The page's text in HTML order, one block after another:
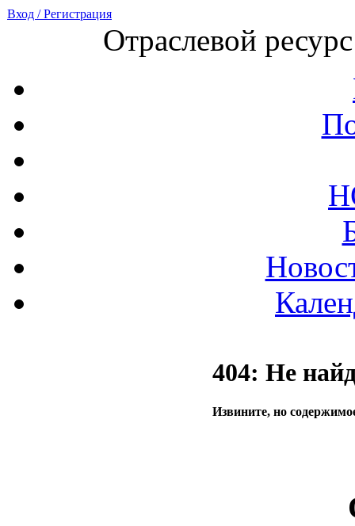
Вход / Регистрация
Отраслевой
404: Не
Извините, но